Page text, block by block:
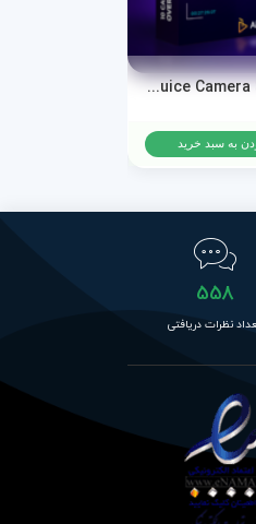
پروژه AEJuice Camera Screen Recordings Overlays برای پریمیر پرو و افترافکت
به سبد خرید
558
نظرات دریافتی